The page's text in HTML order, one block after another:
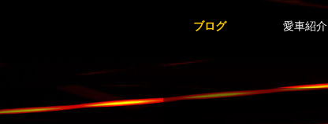
ブログ 愛車紹介